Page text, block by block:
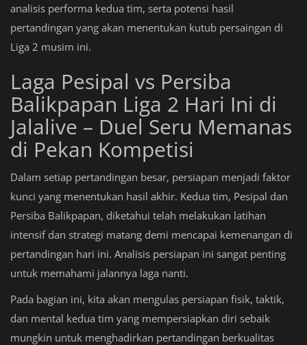
analisis performa kedua tim, serta potensi hasil
pertandingan yang akan menentukan kutub persaingan di
Liga 2 musim ini.
Laga Pesipal vs Persiba
Balikpapan Liga 2 Hari Ini di
Jalalive – Duel Seru Memanas
di Pekan Kompetisi
Dalam setiap pertandingan besar, persiapan menjadi faktor
kunci yang menentukan hasil akhir. Kedua tim, Pesipal dan
Persiba Balikpapan, diketahui telah melakukan latihan
intensif dan strategi matang demi mencapai kemenangan di
pertandingan hari ini. Analisis persiapan ini sangat penting
untuk memahami jalannya laga nanti.
Pada bagian ini, kita akan mengulas persiapan fisik, taktik,
dan mental kedua tim yang mempersiapkan diri sebaik
mungkin untuk menghadirkan pertandingan berkualitas